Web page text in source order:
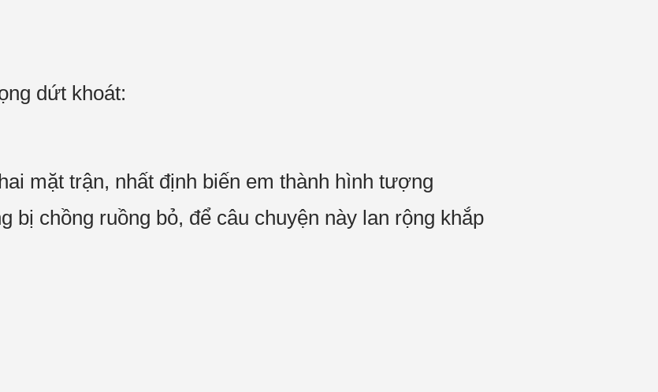
dứt khoát:
mặt trận, nhất định biến em thành hình tượng
bị chồng ruồng bỏ, để câu chuyện này lan rộng khắp